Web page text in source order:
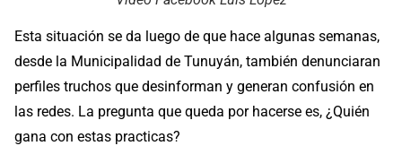
Esta situación se da luego de que hace algunas semanas,
desde la Municipalidad de Tunuyán, también denunciaran
perfiles truchos que desinforman y generan confusión en
las redes. La pregunta que queda por hacerse es, ¿Quién
gana con estas practicas?